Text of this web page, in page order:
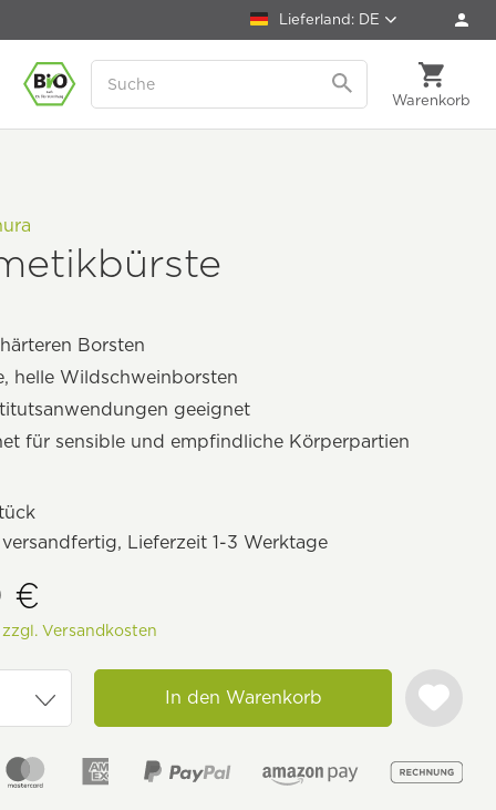
Lieferland: DE
Warenkorb
Borsten
helle Wildschweinborsten
geeignet
für sensible und empfindliche Körperpartien
Lieferzeit 1-3 Werktage
€
zzgl. Versandkosten
In den Warenkorb